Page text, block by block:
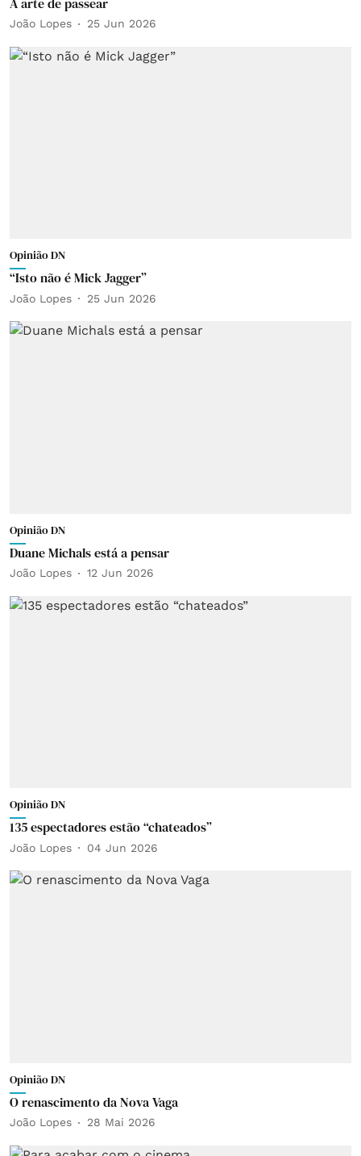
João Lopes 25 Jun 2026
Opinião DN
“Isto não é Mick Jagger”
João Lopes 25 Jun 2026
Opinião DN
Duane Michals está a pensar
João Lopes 12 Jun 2026
Opinião DN
135 espectadores estão “chateados”
João Lopes 04 Jun 2026
Opinião DN
O renascimento da Nova Vaga
João Lopes 28 Mai 2026